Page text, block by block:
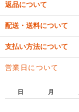
返品について
配送・送料について
支払い方法について
営業日について
日
月